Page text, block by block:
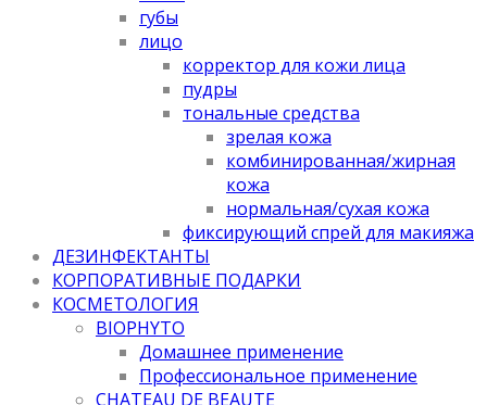
губы
лицо
корректор для кожи лица
пудры
тональные средства
зрелая кожа
комбинированная/жирная
кожа
нормальная/cухая кожа
фиксирующий спрей для макияжа
ДЕЗИНФЕКТАНТЫ
КОРПОРАТИВНЫЕ ПОДАРКИ
КОСМЕТОЛОГИЯ
BIOPHYTO
Домашнее применение
Профессиональное применение
CHATEAU DE BEAUTE